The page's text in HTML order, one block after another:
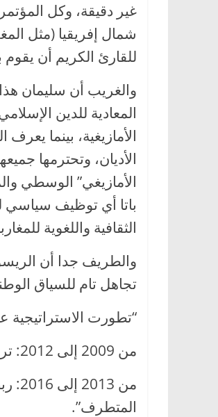
غير دقيقة، وكل
شمال إفريقيا (مثل
للقارئ الكريم أن يقوم
والغريب أن سليمان
المعادية للدين
الأمازيغية، بينما
الأديان، وتحترمها
الأمازيغي” الوسطي
باتا أي توظيف سياسي
الثقافية واللغوية
والطريف جدا أن
تجاهل تام للسياق
“تطورت الاستراتيجية
من 2009 إلى 2012: ترسيخ الهوية الأمازيغية ككيان منفصل.
من
المتطرف”.